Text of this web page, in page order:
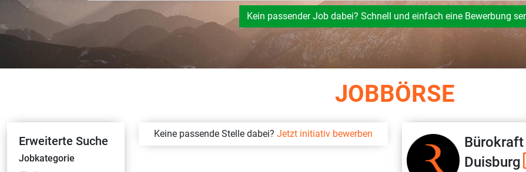
Kein passender Job dabei? Schnell und einfach eine Bewerbung
JOBBÖRSE
Erweiterte Suche
Jobkategorie
Keine passende Stelle dabei? Jetzt initiativ bewerben
Duisburg